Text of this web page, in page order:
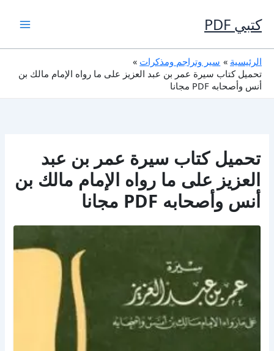
إلى
المحتوى
كتبي PDF
الرئيسية
سير وتراجم ومذكرات
تحميل كتاب سيرة عمر بن عبد العزيز على ما رواه الإمام مالك بن
أنس وأصحابه PDF مجانا
تحميل كتاب سيرة عمر بن عبد
العزيز على ما رواه الإمام مالك بن
أنس وأصحابه PDF مجانا